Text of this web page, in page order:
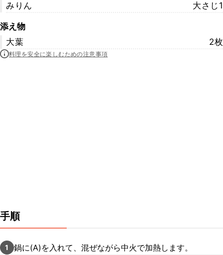
みりん
大さじ1
添え物
大葉
2枚
料理を安全に楽しむための注意事項
手順
1 鍋に(A)を入れて、混ぜながら中火で加熱します。